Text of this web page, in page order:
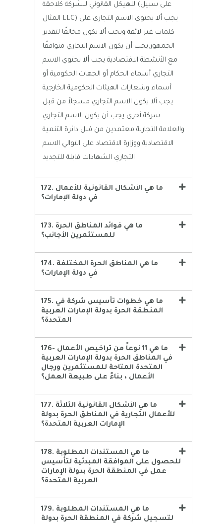
للهيكل القانوني للشركة كلاحقة (على سبيل
المثال LLC) يجب ألا يحتوي الاسم التجاري على
كلمات غير لائقة ويجب ألا يكون مخالفًا لتقدير
الجمهور.يجب أن يكون الاسم التجاري متوافقًا
مع الأنشطة الاقتصادية يجب ألا يحتوي الاسم
التجاري أسماء الحكام أو الجهات الحكومية أو
أسماء وشعارات الهيئات الحكومية الخارجية
يجب ألا يكون الاسم التجاري مسجلاً من قبل
شركة أخرى يجب أن يكون الاسم التجاري
والعلامة التجارية معتمدين من قبل دائرة التنمية
الاقتصادية ووزارة الاقتصاد على التوالي الاسم
التجاري الشهادات قابلة للتجديد
172. ما هي الأشكال القانونية للأعمال
في دولة الإمارات؟
173. ما هي فوائد المناطق الحرة
للمستثمرين الأجانب؟
174. ما هي المناطق الحرة المختلفة
في دولة الإمارات؟
175. ما هي خطوات تأسيس شركة في
المنطقة الحرة بدولة الإمارات العربية
المتحدة؟
176- ما هي 11 نوعاً من تراخيص الأعمال
في المناطق الحرة بدولة الإمارات العربية
المتحدة المتاحة للمستثمرين ورجال
الأعمال ، بناءً على طبيعة العمل؟
177. ما هي الأشكال القانونية الثلاثة
للأعمال التجارية في المناطق الحرة بدولة
الإمارات العربية المتحدة؟
178. ما هي المستندات المطلوبة
للحصول على الموافقة المبدئية لتأسيس
عمل في المنطقة الحرة بدولة الإمارات
العربية المتحدة؟
179. ما هي المستندات المطلوبة
لتسجيل شركة في المنطقة الحرة بدولة